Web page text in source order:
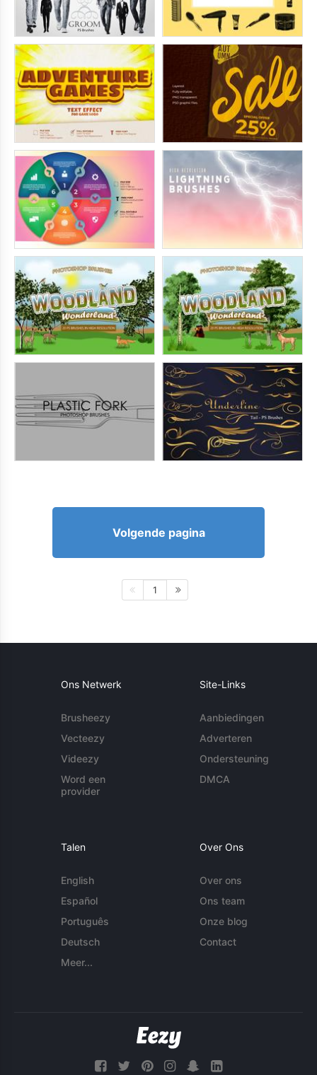
Volgende pagina
1
Ons Netwerk
Brusheezy
Vecteezy
Videezy
Word een
provider
Site-Links
Aanbiedingen
Adverteren
Ondersteuning
DMCA
Talen
English
Español
Português
Deutsch
Meer...
Over Ons
Over ons
Ons team
Onze blog
Contact